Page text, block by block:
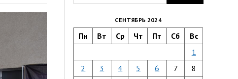
СЕНТЯБРЬ 2024
Пн Вт Ср Чт Пт Сб Вс
1
2
3 4 5 6 7
8